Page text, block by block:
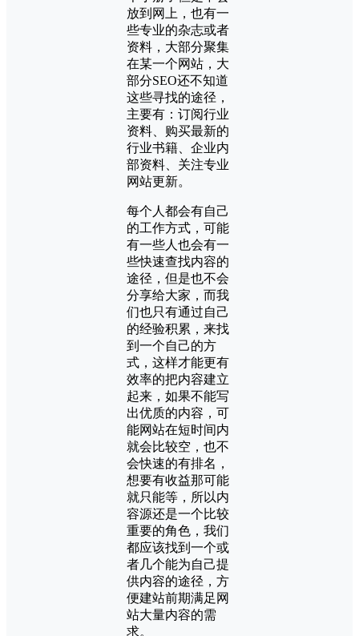
放到网上，也有一
些专业的杂志或者
资料，大部分聚集
在某一个网站，大
部分SEO还不知道
这些寻找的途径，
主要有：订阅行业
资料、购买最新的
行业书籍、企业内
部资料、关注专业
网站更新。
每个人都会有自己
的工作方式，可能
有一些人也会有一
些快速查找内容的
途径，但是也不会
分享给大家，而我
们也只有通过自己
的经验积累，来找
到一个自己的方
式，这样才能更有
效率的把内容建立
起来，如果不能写
出优质的内容，可
能网站在短时间内
就会比较空，也不
会快速的有排名，
想要有收益那可能
就只能等，所以内
容源还是一个比较
重要的角色，我们
都应该找到一个或
者几个能为自己提
供内容的途径，方
便建站前期满足网
站大量内容的需
求。